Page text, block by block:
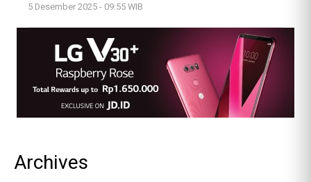
5 Desember 2025 - 09:55 WIB
Archives